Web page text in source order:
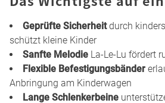
Geprüfte Sicherheitdurch
schützt kleine Kinder
Sanfte Melodie La-Le-Lu fördert
Flexible Befestigungsbänder
Anbringung am Kinderwagen
Lange Schlenkerbeine